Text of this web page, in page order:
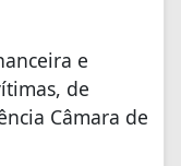
e
de
Câmara de